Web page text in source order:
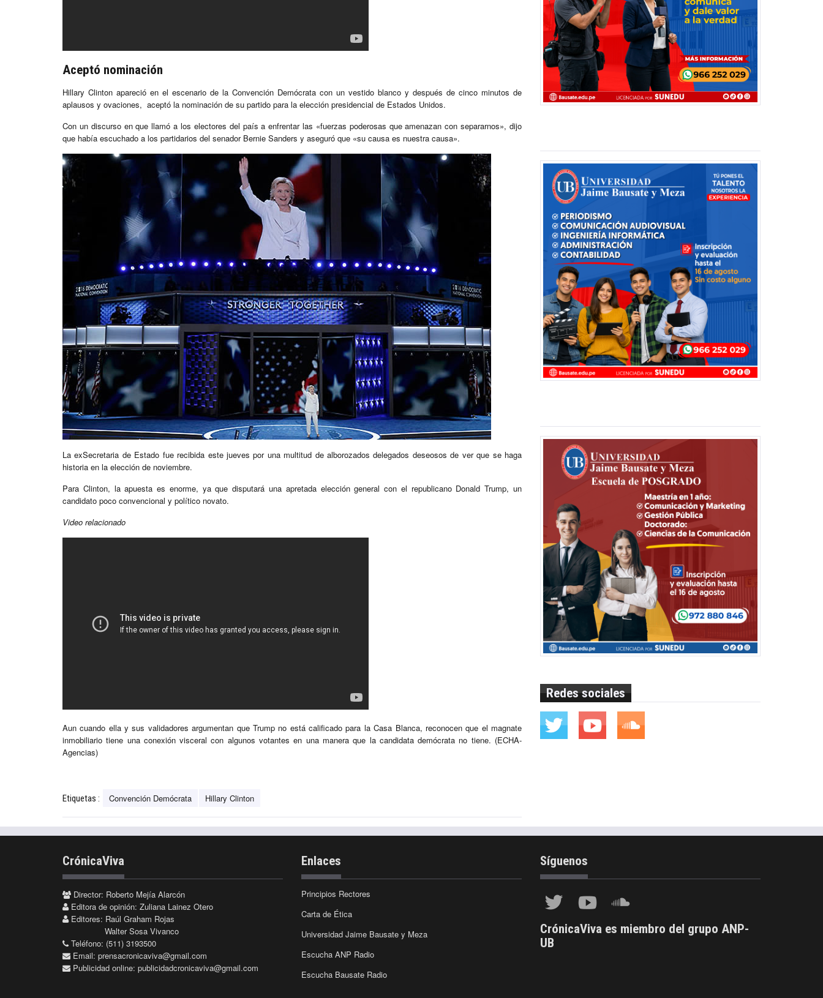
Aceptó nominación
Hillary Clinton apareció en el escenario de la Convención Demócrata con un vestido blanco y después de cinco minutos de
aplausos y ovaciones, aceptó la nominación de su partido para la elección presidencial de Estados Unidos.
Con un discurso en que llamó a los electores del país a enfrentar las «fuerzas poderosas que amenazan con separarnos», dijo
que había escuchado a los partidarios del senador Bernie Sanders y aseguró que «su causa es nuestra causa».
La exSecretaria de Estado fue recibida este jueves por una multitud de alborozados delegados deseosos de ver que se haga
historia en la elección de noviembre.
Para Clinton, la apuesta es enorme, ya que disputará una apretada elección general con el republicano Donald Trump, un
candidato poco convencional y político novato.
Video relacionado
Aun cuando ella y sus validadores argumentan que Trump no está calificado para la Casa Blanca, reconocen que el magnate
inmobiliario tiene una conexión visceral con algunos votantes en una manera que la candidata demócrata no tiene. (ECHA-
Agencias)
Etiquetas : Convención Demócrata Hillary Clinton
Redes sociales
CrónicaViva
Director: Roberto Mejía Alarcón
Editora de opinión: Zuliana Lainez Otero
Editores: Raúl Graham Rojas
Walter Sosa Vivanco
Teléfono: (511) 3193500
Email: prensacronicaviva@gmail.com
Publicidad online: publicidadcronicaviva@gmail.com
Enlaces
Principios Rectores
Carta de Ética
Universidad Jaime Bausate y Meza
Escucha ANP Radio
Escucha Bausate Radio
Síguenos
CrónicaViva es miembro del grupo ANP-
UB